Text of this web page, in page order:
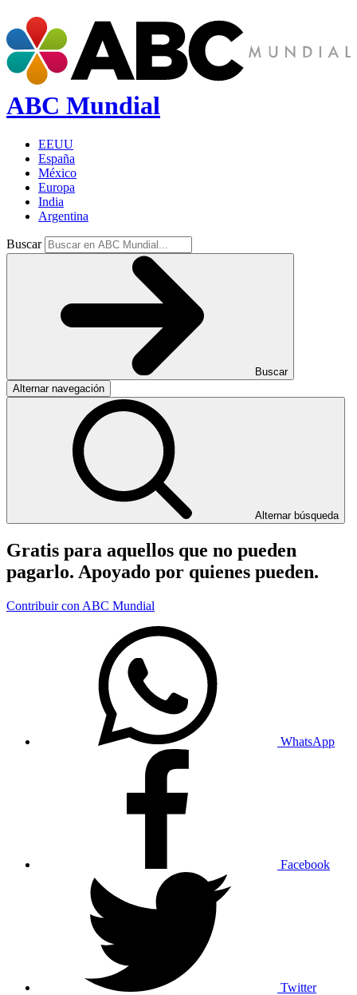
ABC Mundial
EEUU
España
México
Europa
India
Argentina
Buscar
Buscar
Alternar navegación
Alternar búsqueda
Gratis para aquellos que no pueden
pagarlo. Apoyado por quienes pueden.
Contribuir con ABC Mundial
WhatsApp
Facebook
Twitter